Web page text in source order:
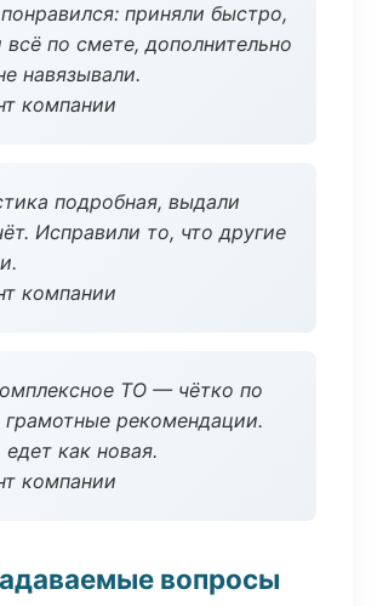
приняли быстро,
всё по смете, дополнительно
навязывали.
компании
подробная, выдали
Исправили то, что другие
компании
ТО — чётко по
рекомендации.
как новая.
компании
вопросы